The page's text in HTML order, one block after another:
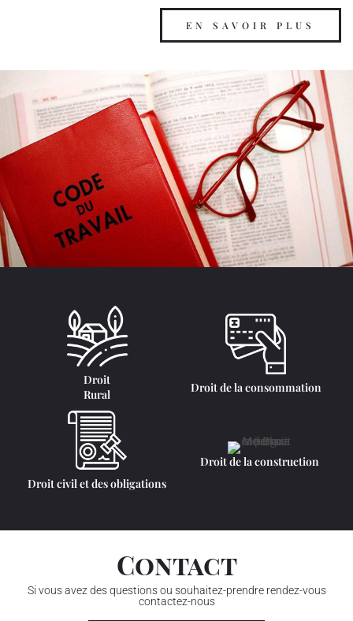
EN SAVOIR PLUS
Droit
Rural
Droit de la consommation
Droit civil et des obligations
Droit de la construction
Contact
Si vous avez des questions ou souhaitez-prendre rendez-vous
contactez-nous